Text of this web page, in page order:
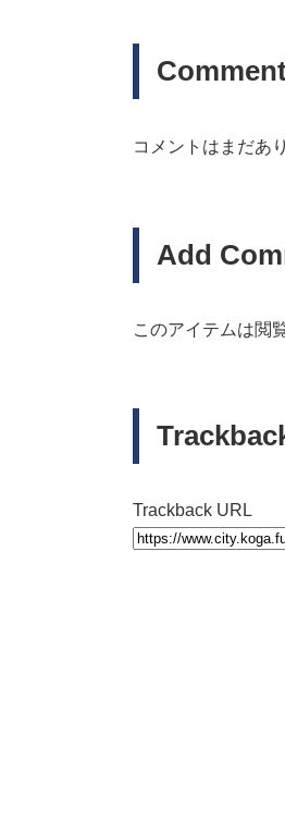
コメントはまだあ
Add
このアイテムは閲
Trackback URL